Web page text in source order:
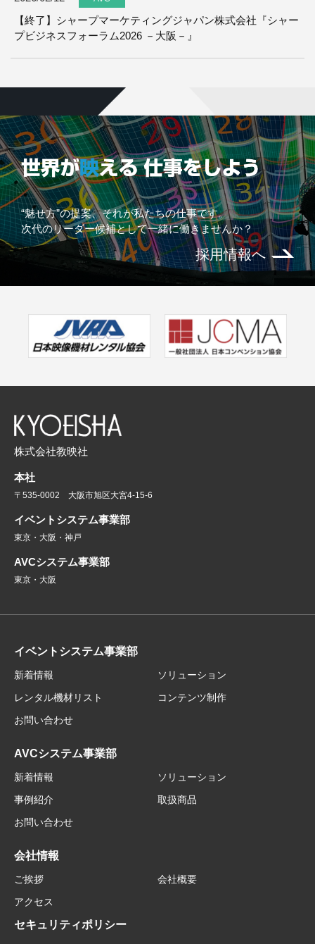
【終了】シャープマーケティングジャパン株式会社『シャー
プビジネスフォーラム2026 －大阪－』
2025/12/15
年末年始休業のお知らせ
“魅せ方”の提案、それが私たちの仕事です。
次代のリーダー候補として一緒に働きませんか？
採用情報へ
株式会社教映社
本社
〒535-0002 大阪市旭区大宮4-15-6
イベントシステム事業部
東京・大阪・神戸
AVCシステム事業部
東京・大阪
イベントシステム事業部
新着情報
ソリューション
レンタル機材リスト
コンテンツ制作
お問い合わせ
AVCシステム事業部
新着情報
ソリューション
事例紹介
取扱商品
お問い合わせ
会社情報
ご挨拶
会社概要
アクセス
セキュリティポリシー